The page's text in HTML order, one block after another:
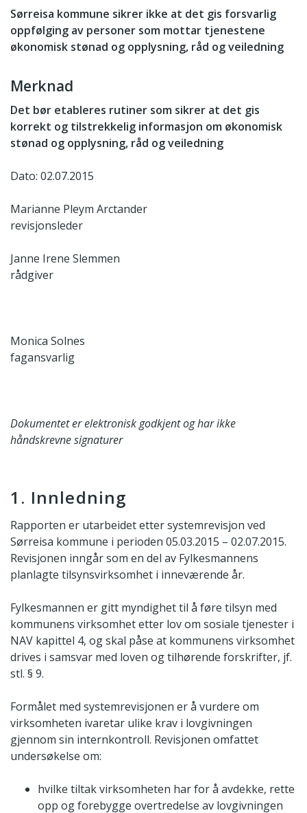
Sørreisa kommune sikrer ikke at det gis forsvarlig
oppfølging av personer som mottar tjenestene
økonomisk stønad og opplysning, råd og veiledning
Merknad
Det bør etableres rutiner som sikrer at det gis
korrekt og tilstrekkelig informasjon om økonomisk
stønad og opplysning, råd og veiledning
Dato: 02.07.2015
Marianne Pleym Arctander
revisjonsleder
Janne Irene Slemmen
rådgiver
Monica Solnes
fagansvarlig
Dokumentet er elektronisk godkjent og har ikke
håndskrevne signaturer
1. Innledning
Rapporten er utarbeidet etter systemrevisjon ved
Sørreisa kommune i perioden 05.03.2015 – 02.07.2015.
Revisjonen inngår som en del av Fylkesmannens
planlagte tilsynsvirksomhet i inneværende år.
Fylkesmannen er gitt myndighet til å føre tilsyn med
kommunens virksomhet etter lov om sosiale tjenester i
NAV kapittel 4, og skal påse at kommunens virksomhet
drives i samsvar med loven og tilhørende forskrifter, jf.
stl. § 9.
Formålet med systemrevisjonen er å vurdere om
virksomheten ivaretar ulike krav i lovgivningen
gjennom sin internkontroll. Revisjonen omfattet
undersøkelse om:
hvilke tiltak virksomheten har for å avdekke, rette
opp og forebygge overtredelse av lovgivningen